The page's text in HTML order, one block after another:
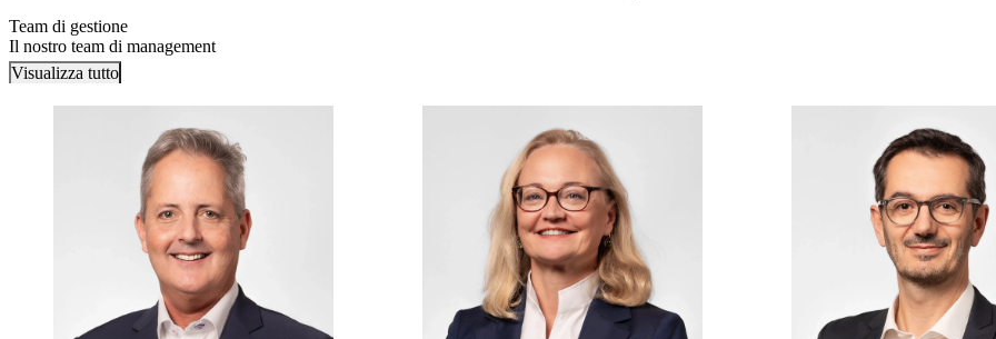
Team di gestione
Il nostro team di management
Visualizza tutto